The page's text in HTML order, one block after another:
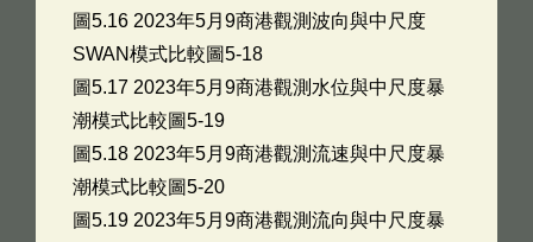
圖5.16 2023年5月9商港觀測波向與中尺度
SWAN模式比較圖5-18
圖5.17 2023年5月9商港觀測水位與中尺度暴
潮模式比較圖5-19
圖5.18 2023年5月9商港觀測流速與中尺度暴
潮模式比較圖5-20
圖5.19 2023年5月9商港觀測流向與中尺度暴